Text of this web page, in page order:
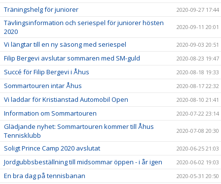
Träningshelg för juniorer 2020-09-27 17:44
Tävlingsinformation och seriespel för juniorer hösten
2020
2020-09-11 20:01
Vi längtar till en ny säsong med seriespel 2020-09-03 20:51
Filip Bergevi avslutar sommaren med SM-guld 2020-08-23 19:47
Succé för Filip Bergevi i Åhus 2020-08-18 19:33
Sommartouren intar Åhus 2020-08-17 22:32
Vi laddar för Kristianstad Automobil Open 2020-08-10 21:41
Information om Sommartouren 2020-07-22 23:14
Glädjande nyhet: Sommartouren kommer till Åhus
Tennisklubb
2020-07-08 20:30
Soligt Prince Camp 2020 avslutat 2020-06-25 21:03
Jordgubbsbeställning till midsommar öppen - i år igen 2020-06-02 19:03
En bra dag på tennisbanan 2020-05-31 20:50